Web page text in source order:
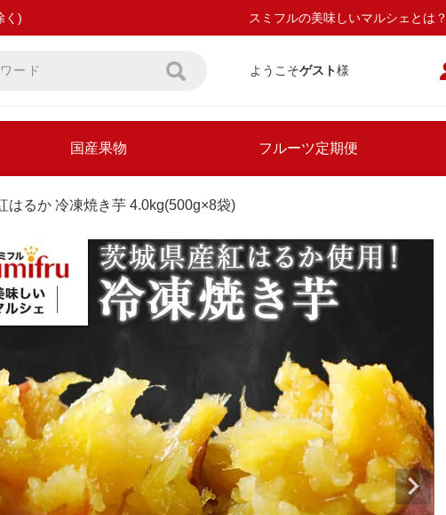
く) スミフルの美味しいマルシェとは？
ようこそゲスト様
国産果物 フルーツ定期便
はるか 冷凍焼き芋 4.0kg(500g×8袋)